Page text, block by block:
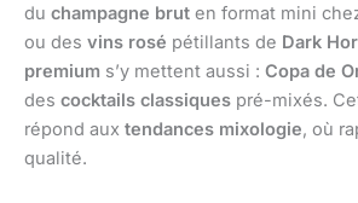
du champagne brut en format mini
ou des vins rosé pétillants de Dark
premium s’y mettent aussi : Copa de
des cocktails classiques pré-mixés.
répond aux tendances mixologie, où
qualité.